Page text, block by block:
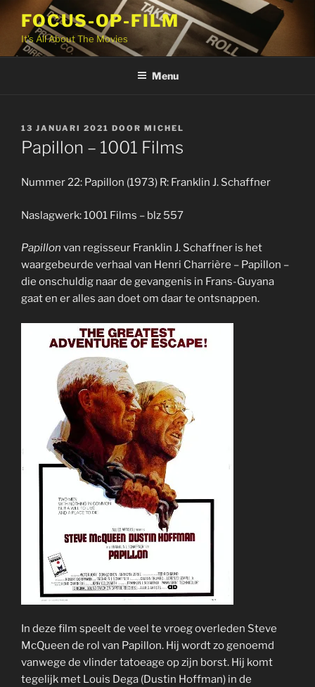
inhoud
FOCUS-OP-FILM
It's All About The Movies
Menu
GEPLAATST
OP
13 JANUARI 2021 DOOR MICHEL
Papillon – 1001 Films
Nummer 22: Papillon (1973) R: Franklin J. Schaffner
Naslagwerk: 1001 Films – blz 557
Papillon van regisseur Franklin J. Schaffner is het
waargebeurde verhaal van Henri Charrière – Papillon –
die onschuldig naar de gevangenis in Frans-Guyana
gaat en er alles aan doet om daar te ontsnappen.
In deze film speelt de veel te vroeg overleden Steve
McQueen de rol van Papillon. Hij wordt zo genoemd
vanwege de vlinder tatoeage op zijn borst. Hij komt
tegelijk met Louis Dega (Dustin Hoffman) in de